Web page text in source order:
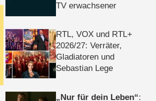
TV erwachsener
RTL, VOX und RTL+
2026/​27: Verräter,
Gladiatoren und
Sebastian Lege
Nur für dein Leben :